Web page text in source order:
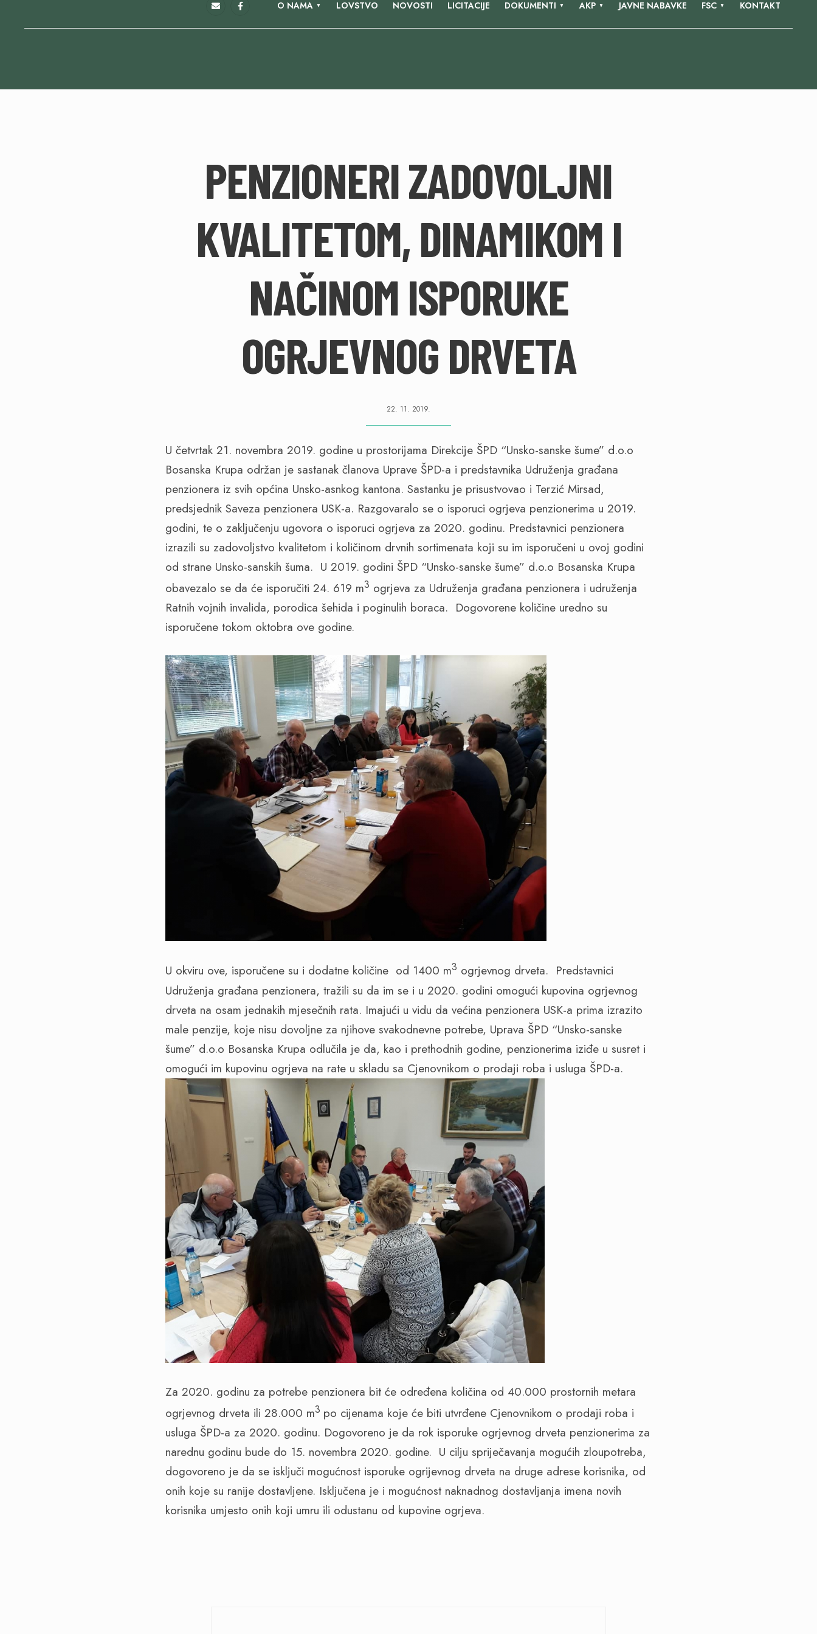
O NAMA LOVSTVO NOVOSTI LICITACIJE DOKUMENTI AKP JAVNE NABAVKE FSC KONTAKT
PENZIONERI ZADOVOLJNI
KVALITETOM, DINAMIKOM I
NAČINOM ISPORUKE
OGRJEVNOG DRVETA
22. 11. 2019.
U četvrtak 21. novembra 2019. godine u prostorijama Direkcije ŠPD “Unsko-sanske šume” d.o.o
Bosanska Krupa održan je sastanak članova Uprave ŠPD-a i predstavnika Udruženja građana
penzionera iz svih općina Unsko-asnkog kantona. Sastanku je prisustvovao i Terzić Mirsad,
predsjednik Saveza penzionera USK-a. Razgovaralo se o isporuci ogrjeva penzionerima u 2019.
godini, te o zaključenju ugovora o isporuci ogrjeva za 2020. godinu. Predstavnici penzionera
izrazili su zadovoljstvo kvalitetom i količinom drvnih sortimenata koji su im isporučeni u ovoj godini
od strane Unsko-sanskih šuma. U 2019. godini ŠPD “Unsko-sanske šume” d.o.o Bosanska Krupa
obavezalo se da će isporučiti 24. 619 m3 ogrjeva za Udruženja građana penzionera i udruženja
Ratnih vojnih invalida, porodica šehida i poginulih boraca. Dogovorene količine uredno su
isporučene tokom oktobra ove godine.
U okviru ove, isporučene su i dodatne količine od 1400 m3 ogrjevnog drveta. Predstavnici
Udruženja građana penzionera, tražili su da im se i u 2020. godini omogući kupovina ogrjevnog
drveta na osam jednakih mjesečnih rata. Imajući u vidu da većina penzionera USK-a prima izrazito
male penzije, koje nisu dovoljne za njihove svakodnevne potrebe, Uprava ŠPD “Unsko-sanske
šume” d.o.o Bosanska Krupa odlučila je da, kao i prethodnih godine, penzionerima iziđe u susret i
omogući im kupovinu ogrjeva na rate u skladu sa Cjenovnikom o prodaji roba i usluga ŠPD-a.
Za 2020. godinu za potrebe penzionera bit će određena količina od 40.000 prostornih metara
ogrjevnog drveta ili 28.000 m3 po cijenama koje će biti utvrđene Cjenovnikom o prodaji roba i
usluga ŠPD-a za 2020. godinu. Dogovoreno je da rok isporuke ogrjevnog drveta penzionerima za
narednu godinu bude do 15. novembra 2020. godine. U cilju spriječavanja mogućih zloupotreba,
dogovoreno je da se isključi mogućnost isporuke ogrijevnog drveta na druge adrese korisnika, od
onih koje su ranije dostavljene. Isključena je i mogućnost naknadnog dostavljanja imena novih
korisnika umjesto onih koji umru ili odustanu od kupovine ogrjeva.